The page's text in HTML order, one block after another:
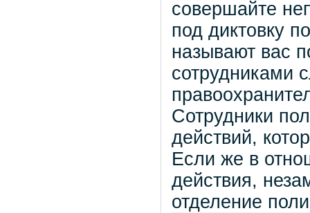
совершайте
под диктовку
называют вас
сотрудниками
Сотрудники
действий,
Если же в
действия,
отделение